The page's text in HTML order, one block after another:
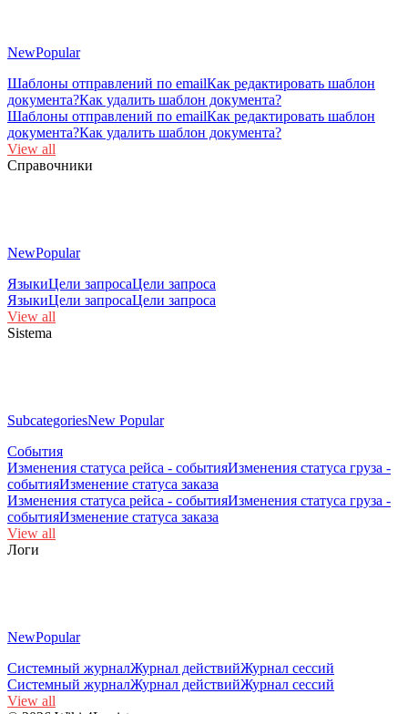
NewPopular
Шаблоны отправлений по emailКак редактировать шаблон
документа?Как удалить шаблон документа?
Шаблоны отправлений по emailКак редактировать шаблон
документа?Как удалить шаблон документа?
View all
Справочники
NewPopular
ЯзыкиЦели запросаЦели запроса
ЯзыкиЦели запросаЦели запроса
View all
Sistema
SubcategoriesNew Popular
События
Изменения статуса рейса - событияИзменения статуса груза -
событияИзменение статуса заказа
Изменения статуса рейса - событияИзменения статуса груза -
событияИзменение статуса заказа
View all
Логи
NewPopular
Системный журналЖурнал действийЖурнал сессий
Системный журналЖурнал действийЖурнал сессий
View all